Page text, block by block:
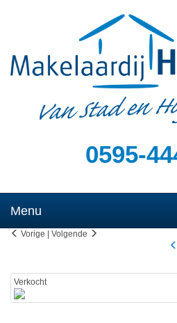
0595-
Menu
Vorige
Volgende
Verkocht